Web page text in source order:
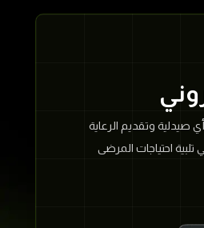
صيدلية وتقديم الرعاية
احتياجات المرضى
شرح التوفر الجغرافي:
وذلك من خلال
الجغرافية. الراحة